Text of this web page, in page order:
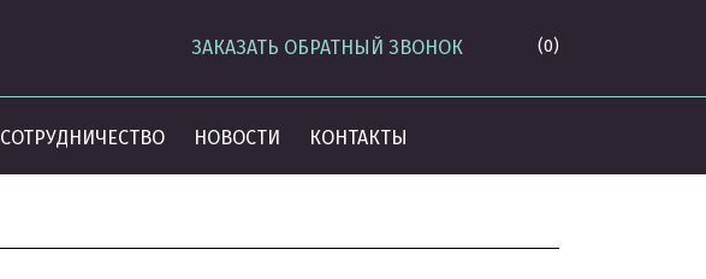
СОТРУДНИЧЕСТВО НОВОСТИ КОНТАКТЫ
ЗАКАЗАТЬ ОБРАТНЫЙ ЗВОНОК (0)